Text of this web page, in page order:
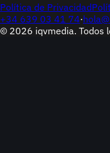
Política de Privacidad
+34 639 03 41 74·
© 2026 iqvmedia. Todos